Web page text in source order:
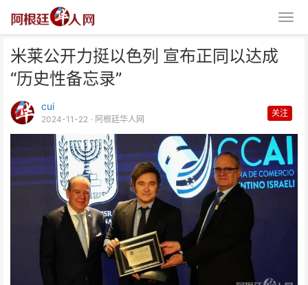
米莱公开力挺以色列 宣布正同以达成
“历史性备忘录”
cui
2024-11-22 · 阿根廷华人网
关注
米莱公开力挺以色列 宣布正同以
达成“历史性备忘录”